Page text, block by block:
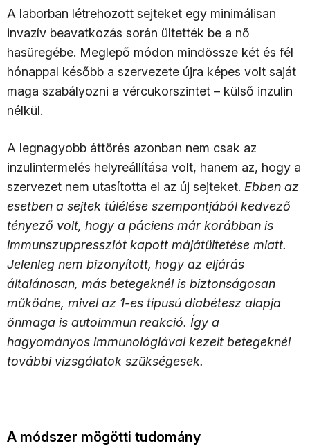
A laborban létrehozott sejteket egy minimálisan
invazív beavatkozás során ültették be a nő
hasüregébe. Meglepő módon mindössze két és fél
hónappal később a szervezete újra képes volt saját
maga szabályozni a vércukorszintet – külső inzulin
nélkül.
A legnagyobb áttörés azonban nem csak az
inzulintermelés helyreállítása volt, hanem az, hogy a
szervezet nem utasította el az új sejteket. Ebben az
esetben a sejtek túlélése szempontjából kedvező
tényező volt, hogy a páciens már korábban is
immunszuppressziót kapott májátültetése miatt.
Jelenleg nem bizonyított, hogy az eljárás
általánosan, más betegeknél is biztonságosan
működne, mivel az 1-es típusú diabétesz alapja
önmaga is autoimmun reakció. Így a
hagyományos immunológiával kezelt betegeknél
további vizsgálatok szükségesek.
A módszer mögötti tudomány